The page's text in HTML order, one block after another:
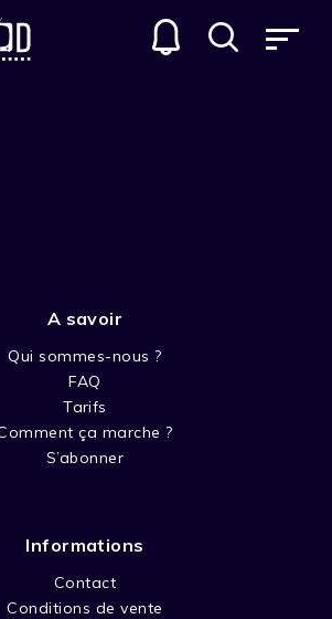
A savoir
Qui sommes-nous ?
FAQ
Tarifs
ça marche ?
S’abonner
Informations
Contact
Conditions de vente